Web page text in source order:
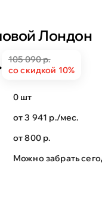
Лондон
105 090 р.
со скидкой 10%
0 шт
от 3 941 р./мес.
от 800 р.
Можно забрать